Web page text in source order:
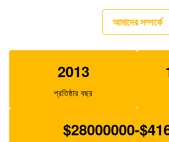
খননকারক SK140-8 SK140SR ট্র্যাভেল
বেলপার্টস এসবিএস 140 খননকারী পাইলট
3343 এর জন্য
আমাদের সম্পর্কে
2013
প্রতিষ্ঠার বছর
$28000000-